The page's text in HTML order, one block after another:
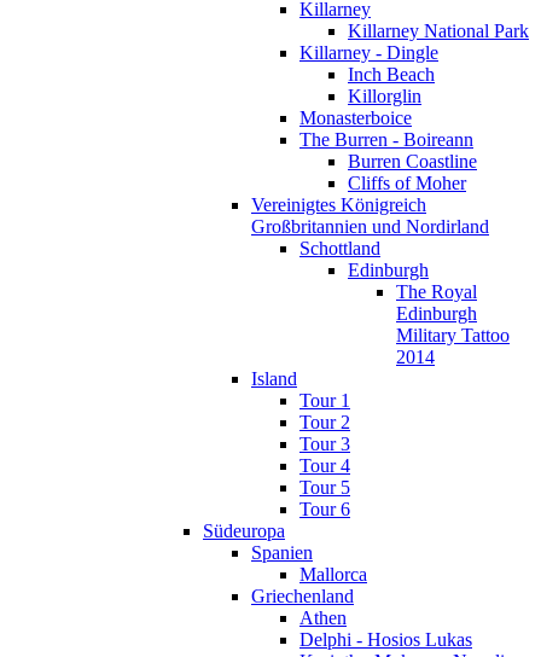
Killarney
Killarney National Park
Killarney - Dingle
Inch Beach
Killorglin
Monasterboice
The Burren - Boireann
Burren Coastline
Cliffs of Moher
Vereinigtes Königreich
Großbritannien und Nordirland
Schottland
Edinburgh
The Royal
Edinburgh
Military Tattoo
2014
Island
Tour 1
Tour 2
Tour 3
Tour 4
Tour 5
Tour 6
Südeuropa
Spanien
Mallorca
Griechenland
Athen
Delphi - Hosios Lukas